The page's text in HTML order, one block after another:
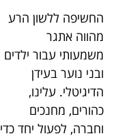
החשיפה ללשון הרע
מהווה אתגר
משמעותי עבור ילדים
ובני נוער בעידן
הדיגיטלי. עלינו,
כהורים, מחנכים
וחברה, לפעול יחד כדי